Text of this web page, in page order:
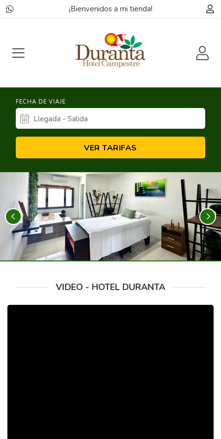
¡Bienvenidos a mi tienda!
FECHA DE VIAJE
VER TARIFAS
VIDEO - HOTEL DURANTA